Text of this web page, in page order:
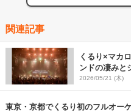
関連記事
くるり×マカ
ンドの凄みと
ンドの勢いを
ート
2026/05/21 (木)
東京・京都でくるり初のフルオー